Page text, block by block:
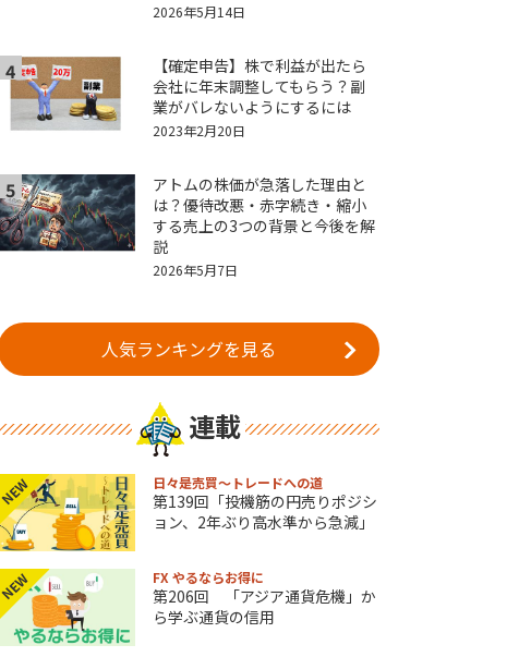
2026年5月14日
4
【確定申告】株で利益が出たら
会社に年末調整してもらう？副
業がバレないようにするには
2023年2月20日
5
アトムの株価が急落した理由と
は？優待改悪・赤字続き・縮小
する売上の3つの背景と今後を解
説
2026年5月7日
人気ランキングを見る
連載
NEW 日々是売買～トレードへの道
第139回「投機筋の円売りポジシ
ョン、2年ぶり高水準から急減」
NEW FX やるならお得に
第206回 「アジア通貨危機」か
ら学ぶ通貨の信用